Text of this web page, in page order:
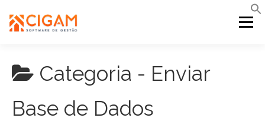
para
Menu
INÍCIO NOVIDADES DA VERSÃO PDV
PORTAL WEB MOBILE SUPORTE
Categoria - Enviar
Base de Dados